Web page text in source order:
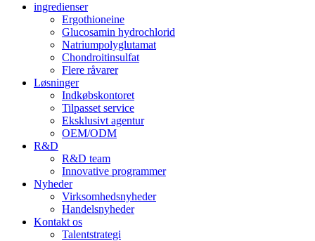
ingredienser
Ergothioneine
Glucosamin hydrochlorid
Natriumpolyglutamat
Chondroitinsulfat
Flere råvarer
Løsninger
Indkøbskontoret
Tilpasset service
Eksklusivt agentur
OEM/ODM
R&D
R&D team
Innovative programmer
Nyheder
Virksomhedsnyheder
Handelsnyheder
Kontakt os
Talentstrategi